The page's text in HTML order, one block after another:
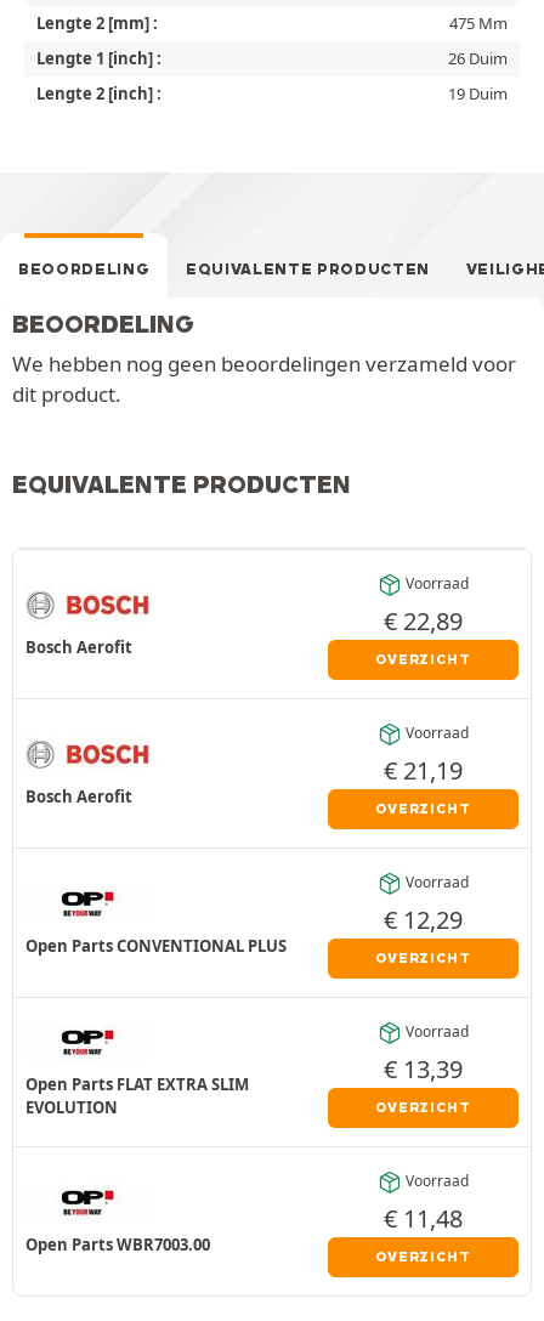
Lengte 2 [mm] :
475 Mm
Lengte 1 [inch] :
26 Duim
Lengte 2 [inch] :
19 Duim
BEOORDELING EQUIVALENTE PRODUCTEN
BEOORDELING
We hebben nog geen beoordelingen verzameld voor
dit product.
EQUIVALENTE PRODUCTEN
Bosch Aerofit
Voorraad
€ 22,89
OVERZICHT
Bosch Aerofit
Voorraad
€ 21,19
OVERZICHT
Open Parts CONVENTIONAL PLUS
Voorraad
€ 12,29
OVERZICHT
Open Parts FLAT EXTRA SLIM
EVOLUTION
Voorraad
€ 13,39
OVERZICHT
Open Parts WBR7003.00
Voorraad
€ 11,48
OVERZICHT